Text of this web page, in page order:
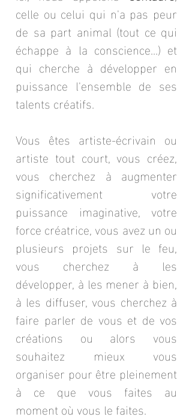
celle ou celui qui n'a pas peur
de sa part animal (tout ce qui
échappe à la conscience...) et
qui cherche à développer en
puissance l'ensemble de ses
talents créatifs.
Vous êtes artiste-écrivain ou
artiste tout court, vous créez,
vous cherchez à augmenter
significativement votre
puissance imaginative, votre
force créatrice, vous avez un ou
plusieurs projets sur le feu,
vous cherchez à les
développer, à les mener à bien,
à les diffuser, vous cherchez à
faire parler de vous et de vos
créations ou alors vous
souhaitez mieux vous
organiser pour être pleinement
à ce que vous faites au
moment où vous le faites.